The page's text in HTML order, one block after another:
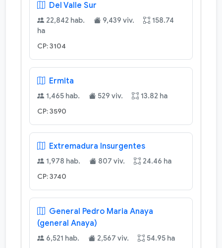
Del Valle Sur
22,842 hab. 9,439 viv.
158.74
ha
CP: 3104
Ermita
1,465 hab. 529 viv. 13.82 ha
CP: 3590
Extremadura Insurgentes
1,978 hab. 807 viv. 24.46 ha
CP: 3740
General Pedro Maria Anaya
(general Anaya)
6,521 hab. 2,567 viv. 54.95 ha